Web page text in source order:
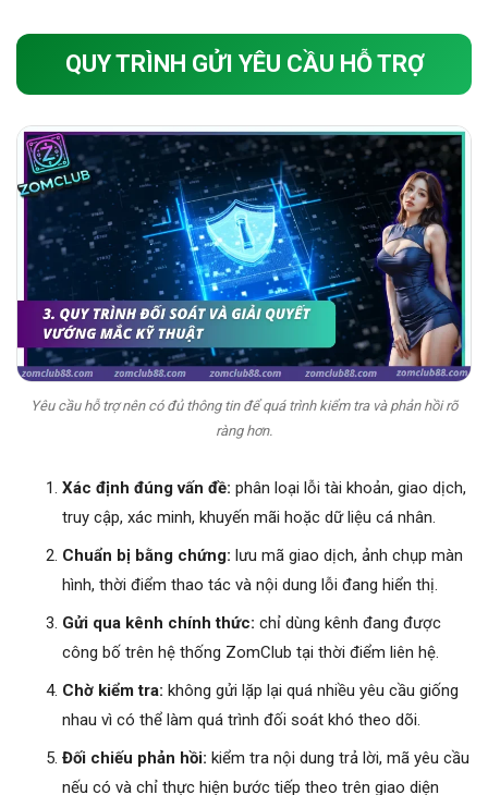
QUY TRÌNH GỬI YÊU CẦU HỖ TRỢ
Yêu cầu hỗ trợ nên có đủ thông tin để quá trình kiểm tra và phản hồi rõ
ràng hơn.
Xác định đúng vấn đề: phân loại lỗi tài khoản, giao dịch,
truy cập, xác minh, khuyến mãi hoặc dữ liệu cá nhân.
Chuẩn bị bằng chứng: lưu mã giao dịch, ảnh chụp màn
hình, thời điểm thao tác và nội dung lỗi đang hiển thị.
Gửi qua kênh chính thức: chỉ dùng kênh đang được
công bố trên hệ thống ZomClub tại thời điểm liên hệ.
Chờ kiểm tra: không gửi lặp lại quá nhiều yêu cầu giống
nhau vì có thể làm quá trình đối soát khó theo dõi.
Đối chiếu phản hồi: kiểm tra nội dung trả lời, mã yêu cầu
nếu có và chỉ thực hiện bước tiếp theo trên giao diện